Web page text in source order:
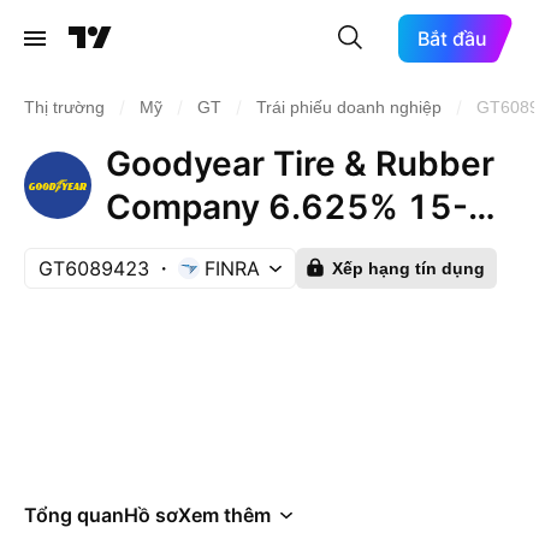
Bắt đầu
Thị trường Mỹ GT Trái phiếu doanh nghiệp
Goodyear Tire & Rubber
Company 6.625% 15-
JUL-2030
GT6089423 FINRA Xếp hạng tín dụng
Tổng quanHồ sơXem thêm